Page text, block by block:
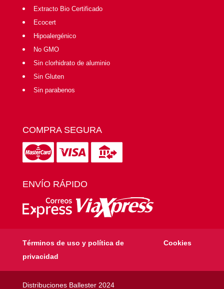
Extracto Bio Certificado
Ecocert
Hipoalergénico
No GMO
Sin clorhidrato de aluminio
Sin Gluten
Sin parabenos
COMPRA SEGURA
ENVÍO RÁPIDO
Términos de uso y política de
privacidad
Cookies
Distribuciones Ballester 2024